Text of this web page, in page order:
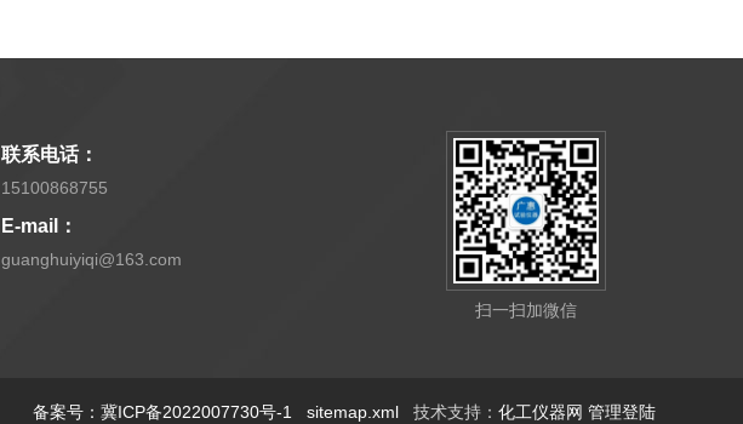
联系电话：
15100868755
E-mail：
guanghuiyiqi@163.com
扫一扫加微信
备案号：冀ICP备2022007730号-1 sitemap.xml 技术支持： 化工仪器网 管理登陆